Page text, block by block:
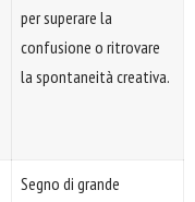
per superare la
confusione o ritrovare
la spontaneità creativa.
Segno di grande